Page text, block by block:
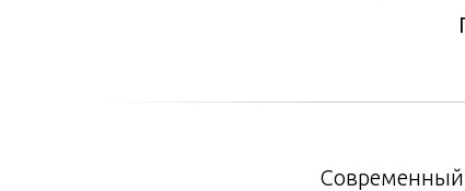
Современный